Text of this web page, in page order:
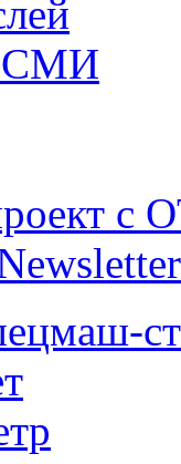
СМИ
с